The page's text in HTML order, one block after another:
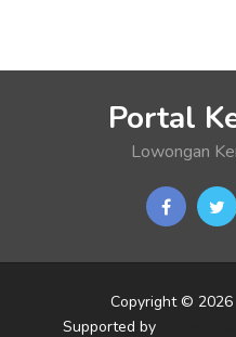
Portal
Lowongan
Copyright © 2026
Supported by